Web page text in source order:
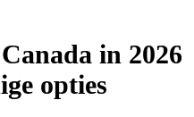
in 2026
opties